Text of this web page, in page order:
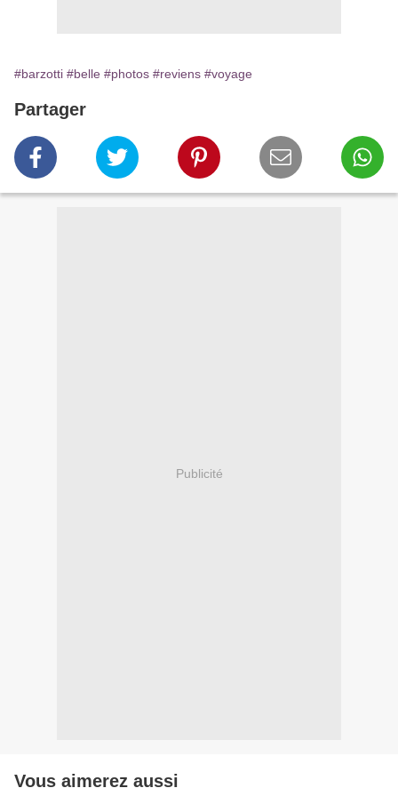
#barzotti #belle #photos #reviens #voyage
Partager
Publicité
Vous aimerez aussi